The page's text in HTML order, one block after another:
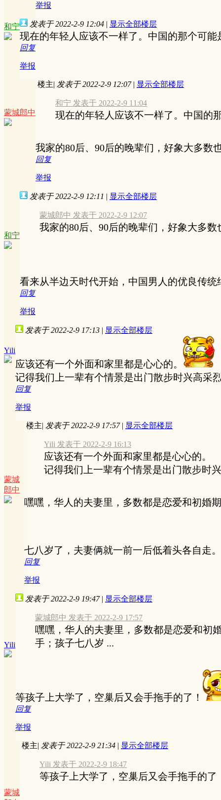
举报
和宁 发表于 2022-2-9 12:04 | 显示全部楼层
现在的年轻人应该不一样了。中国的那个可
回复
举报
蒙城郎中
楼主| 发表于 2022-2-9 12:07 | 显示全部楼层
和宁 发表于 2022-2-9 11:04
现在的年轻人应该不一样了。中国的
我家的80后、90后的晚辈们，好象大多数
回复
举报
和宁
发表于 2022-2-9 12:11 | 显示全部楼层
蒙城郎中 发表于 2022-2-9 12:07
我家的80后、90后的晚辈们，好象大多
看来从半边天时代开始，中国男人的优良传统
回复
举报
Yili
发表于 2022-2-9 17:13 | 显示全部楼层
应该还有一个外面和家里都是心心的。
记得我们上一辈有个情景是出门散步时兴高采
回复
举报
蒙城
郎中
楼主| 发表于 2022-2-9 17:57 | 显示全部楼层
Yili 发表于 2022-2-9 16:13
应该还有一个外面和家里都是心心的。
记得我们上一辈有个情景是出门散步时
嘿嘿，华人的夫妻里，多数都是恋爱和初婚
七八岁了，夫妻俩就一前一后低着头各自走。
回复
举报
Yili
发表于 2022-2-9 19:47 | 显示全部楼层
蒙城郎中 发表于 2022-2-9 17:57
嘿嘿，华人的夫妻里，多数都是恋爱和初
手；孩子七八岁 ...
等孩子上大学了，空巢后又会手拖手的了！
回复
举报
蒙城
楼主| 发表于 2022-2-9 21:34 | 显示全部楼层
Yili 发表于 2022-2-9 18:47
等孩子上大学了，空巢后又会手拖手的了